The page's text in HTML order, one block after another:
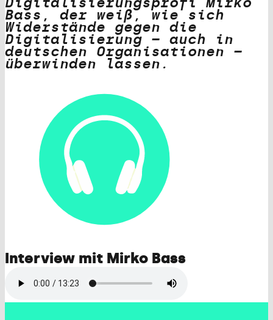
Bass, der weiß, wie sich
Widerstände gegen die
Digitalisierung – auch in
deutschen Organisationen –
überwinden lassen.
Interview mit Mirko Bass